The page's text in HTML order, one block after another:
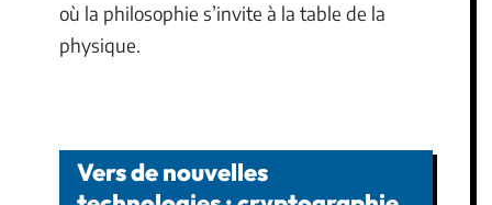
où la philosophie s’invite à la table de la
physique.